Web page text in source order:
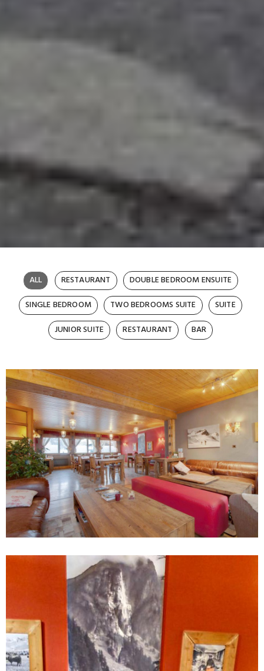
Hotel De La Poste Le
Chable Gallery
ALL RESTAURANT
DOUBLE BEDROOM ENSUITE
SINGLE BEDROOM
TWO BEDROOMS SUITE
SUITE
JUNIOR SUITE
RESTAURANT BAR